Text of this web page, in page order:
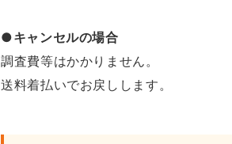
●キャンセルの場合
調査費等はかかりません。
送料着払いでお戻しします。